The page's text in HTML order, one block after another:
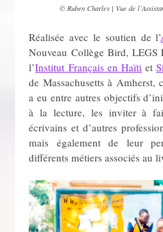
© Ruben Charles | Vue de
Réalisée avec le soutien de l’
Nouveau Collège Bird,
l’Institut Français en Haïti et
de Massachusetts à Amherst,
a eu entre autres objectifs
à la lecture, les inviter à
écrivains et d’autres
mais également de leur
différents métiers associés au